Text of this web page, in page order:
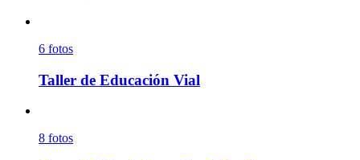
6 fotos
Taller de Educación Vial
8 fotos